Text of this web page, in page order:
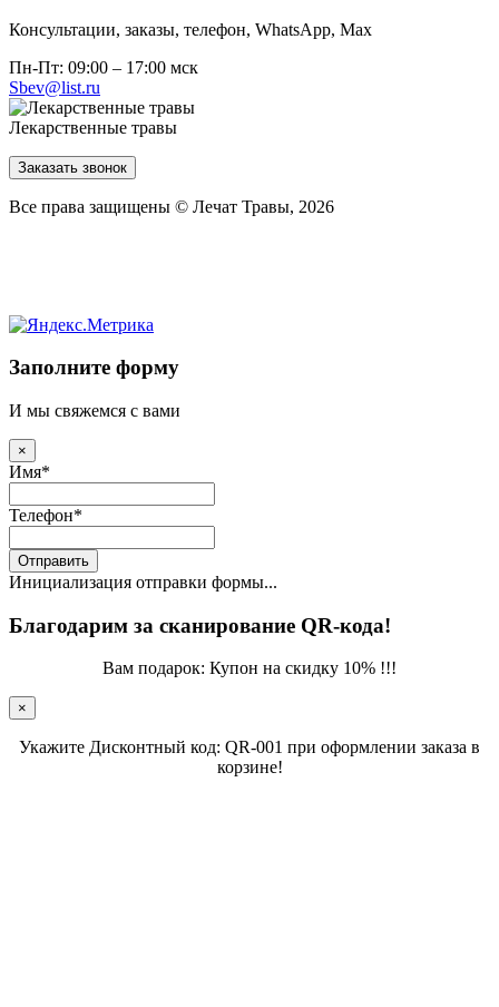
Консультации, заказы, телефон, WhatsApp, Мах
Пн-Пт: 09:00 – 17:00 мск
Sbev@list.ru
Лекарственные травы
Заказать звонок
Все права защищены © Лечат Травы, 2026
Заполните форму
И мы свяжемся с вами
×
Имя*
Телефон*
Отправить
Инициализация отправки формы...
Благодарим за сканирование QR-кода!
Вам подарок: Купон на скидку 10% !!!
×
Укажите Дисконтный код: QR-001 при оформлении заказа в
корзине!